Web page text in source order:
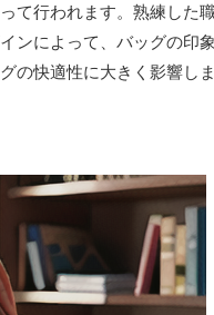
行われます。熟練した
ンによって、バッグの印
の快適性に大きく影響しま